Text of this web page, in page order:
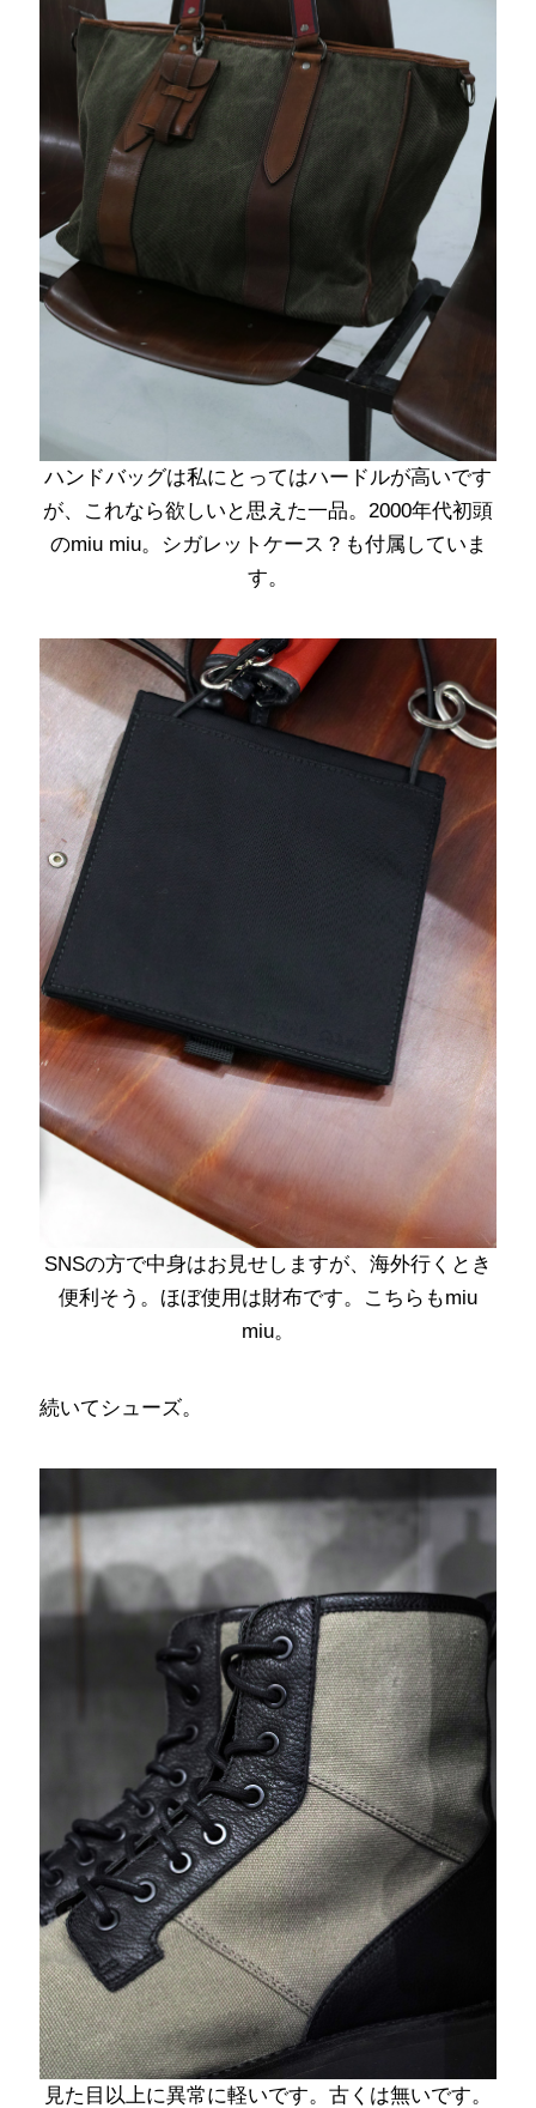
ハンドバッグは私にとってはハードルが高いです
が、これなら欲しいと思えた一品。2000年代初頭
のmiu miu。シガレットケース？も付属していま
す。
SNSの方で中身はお見せしますが、海外行くとき
便利そう。ほぼ使用は財布です。こちらもmiu
miu。
続いてシューズ。
見た目以上に異常に軽いです。古くは無いです。